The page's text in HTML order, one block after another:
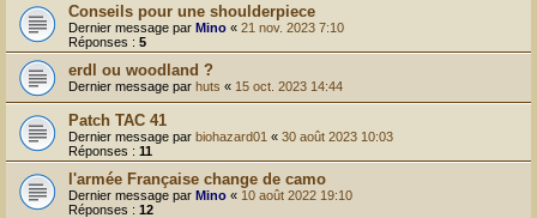
Conseils pour une shoulderpiece
Dernier message par Mino « 21 nov. 2023 7:10
Réponses : 5
erdl ou woodland ?
Dernier message par huts « 15 oct. 2023 14:44
Patch TAC 41
Dernier message par biohazard01 « 30 août 2023 10:03
Réponses : 11
l'armée Française change de camo
Dernier message par Mino « 10 août 2022 19:10
Réponses : 12